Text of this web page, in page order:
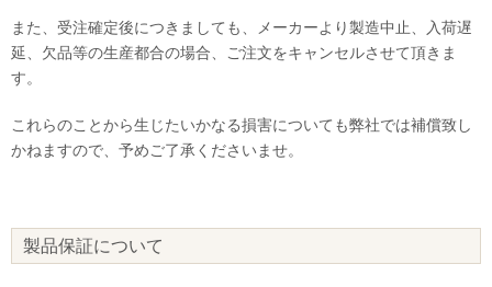
また、受注確定後につきましても、メーカーより製造中止、入荷遅
延、欠品等の生産都合の場合、ご注文をキャンセルさせて頂きま
す。
これらのことから生じたいかなる損害についても弊社では補償致し
かねますので、予めご了承くださいませ。
製品保証について